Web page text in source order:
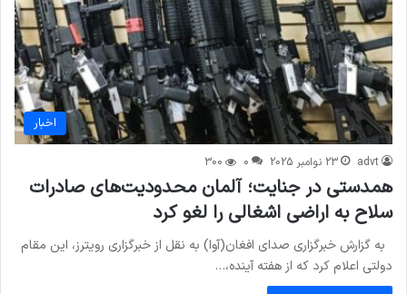
اخبار
advt 23 نوامبر 2025 0
300
همدستی در جنایت؛ آلمان محدودیت‌های صادرات
سلاح به اراضی اشغالی را لغو کرد
به گزارش خبرگزاری صدای افغان(آوا) به نقل از خبرگزاری رویترز، این مقام
دولتی اعلام کرد که از هفته آینده،…